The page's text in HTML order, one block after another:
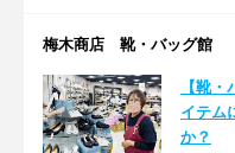
梅木商店 靴・バッグ館
【靴
イテム
か？